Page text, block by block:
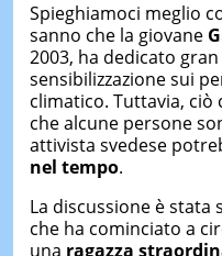
Spieghiamoci meglio
sanno che la giovane
2003, ha dedicato
sensibilizzazione sui
climatico. Tuttavia,
che alcune persone
attivista svedese
nel tempo.
La discussione è stata
che ha cominciato a
una ragazza